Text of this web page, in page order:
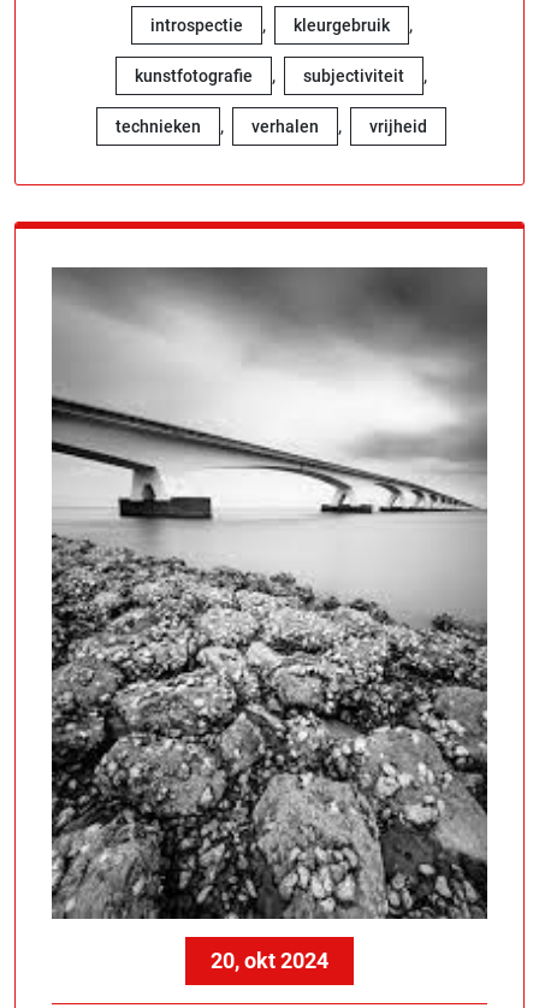
introspectie , kleurgebruik ,
kunstfotografie , subjectiviteit ,
technieken , verhalen , vrijheid
20, okt 2024